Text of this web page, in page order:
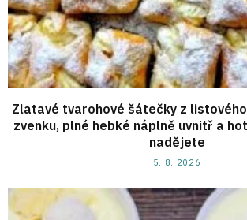
Zlatavé tvarohové šátečky z
zvenku, plné hebké náplně uvnitř a
nadějete
5. 8. 2026